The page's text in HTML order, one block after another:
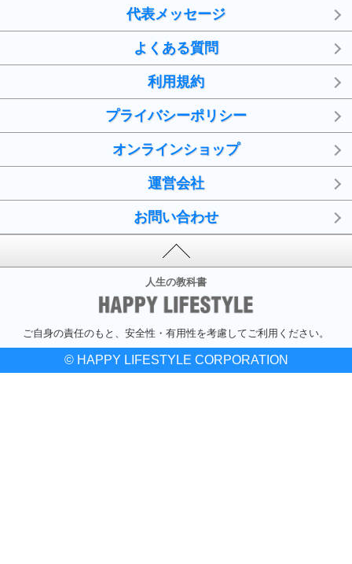
代表メッセージ
よくある質問
利用規約
プライバシーポリシー
オンラインショップ
運営会社
お問い合わせ
人生の教科書
ご自身の責任のもと、安全性・有用性を考慮してご利用ください。
© HAPPY LIFESTYLE CORPORATION